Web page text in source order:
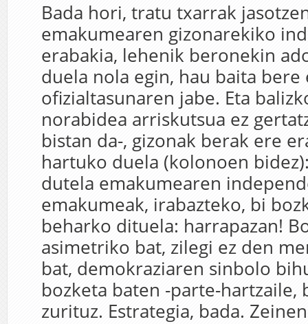
Bada hori, tratu txarrak
emakumearen gizonarekiko
erabakia, lehenik beronekin
duela nola egin, hau baita bere
ofizialtasunaren jabe. Eta
norabidea arriskutsua ez
bistan da-, gizonak berak ere
hartuko duela (kolonoen
dutela emakumearen
emakumeak, irabazteko, bi
beharko dituela: harrapazan!
asimetriko bat, zilegi ez den
bat, demokraziaren sinbolo
bozketa baten -parte-hartzaile,
zurituz. Estrategia, bada.